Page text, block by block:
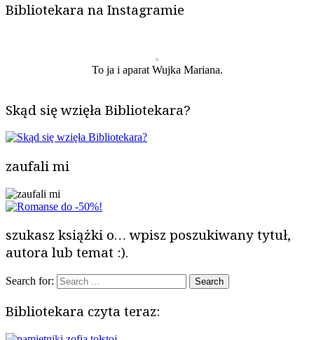
Bibliotekara na Instagramie
To ja i aparat Wujka Mariana.
Skąd się wzięła Bibliotekara?
zaufali mi
szukasz książki o… wpisz poszukiwany tytuł,
autora lub temat :).
Search for:
Bibliotekara czyta teraz: